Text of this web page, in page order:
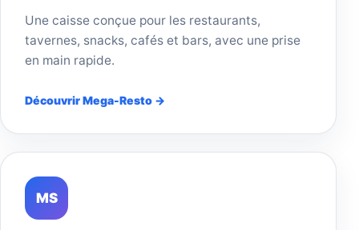
Une caisse conçue pour les restaurants,
tavernes, snacks, cafés et bars, avec une prise
en main rapide.
Découvrir Mega-Resto →
MS